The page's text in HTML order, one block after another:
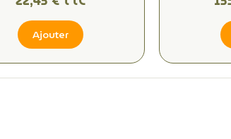
Ajouter